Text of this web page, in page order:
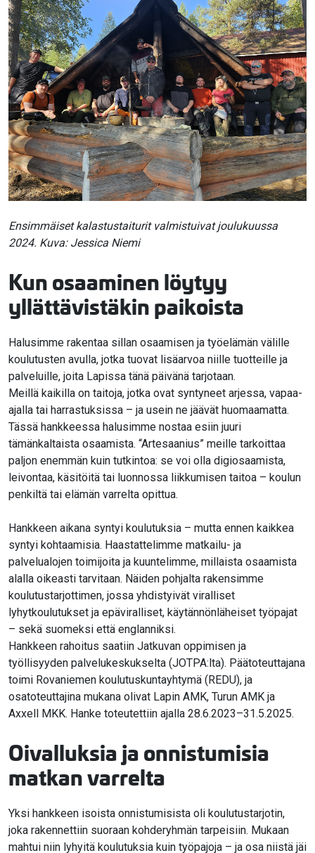
Ensimmäiset kalastustaiturit valmistuivat joulukuussa
2024. Kuva: Jessica Niemi
Kun osaaminen löytyy
yllättävistäkin paikoista
Halusimme rakentaa sillan osaamisen ja työelämän välille
koulutusten avulla, jotka tuovat lisäarvoa niille tuotteille ja
palveluille, joita Lapissa tänä päivänä tarjotaan.
Meillä kaikilla on taitoja, jotka ovat syntyneet arjessa, vapaa-
ajalla tai harrastuksissa – ja usein ne jäävät huomaamatta.
Tässä hankkeessa halusimme nostaa esiin juuri
tämänkaltaista osaamista. “Artesaanius” meille tarkoittaa
paljon enemmän kuin tutkintoa: se voi olla digiosaamista,
leivontaa, käsitöitä tai luonnossa liikkumisen taitoa – koulun
penkiltä tai elämän varrelta opittua.
Hankkeen aikana syntyi koulutuksia – mutta ennen kaikkea
syntyi kohtaamisia. Haastattelimme matkailu- ja
palvelualojen toimijoita ja kuuntelimme, millaista osaamista
alalla oikeasti tarvitaan. Näiden pohjalta rakensimme
koulutustarjottimen, jossa yhdistyivät viralliset
lyhytkoulutukset ja epäviralliset, käytännönläheiset työpajat
– sekä suomeksi että englanniksi.
Hankkeen rahoitus saatiin Jatkuvan oppimisen ja
työllisyyden palvelukeskukselta (JOTPA:lta). Päätoteuttajana
toimi Rovaniemen koulutuskuntayhtymä (REDU), ja
osatoteuttajina mukana olivat Lapin AMK, Turun AMK ja
Axxell MKK. Hanke toteutettiin ajalla 28.6.2023–31.5.2025.
Oivalluksia ja onnistumisia
matkan varrelta
Yksi hankkeen isoista onnistumisista oli koulutustarjotin,
joka rakennettiin suoraan kohderyhmän tarpeisiin. Mukaan
mahtui niin lyhyitä koulutuksia kuin työpajoja – ja osa niistä jäi